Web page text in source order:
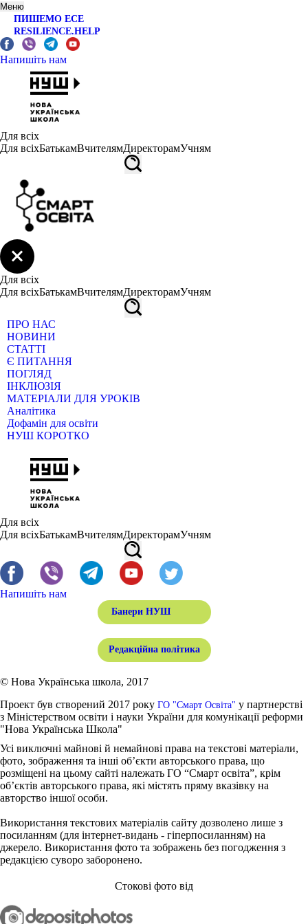
Меню
ПИШЕМО ЕСЕ
RESILIENCE.HELP
Напишіть нам
Для всіх
Для всіхБатькамВчителямДиректорамУчням
Для всіх
Для всіхБатькамВчителямДиректорамУчням
ПРО НАС
НОВИНИ
СТАТТІ
Є ПИТАННЯ
ПОГЛЯД
ІНКЛЮЗІЯ
МАТЕРІАЛИ ДЛЯ УРОКІВ
Аналітика
Дофамін для освіти
НУШ КОРОТКО
Для всіх
Для всіхБатькамВчителямДиректорамУчням
Напишіть нам
Банери НУШ
Редакційна політика
© Нова Українська школа, 2017
Проект був створений 2017 року ГО "Смарт Освіта" у партнерстві
з Міністерством освіти і науки України для комунікації реформи
"Нова Українська Школа"
Усі виключні майнові й немайнові права на текстові матеріали,
фото, зображення та інші об’єкти авторського права, що
розміщені на цьому сайті належать ГО “Смарт освіта”, крім
об’єктів авторського права, які містять пряму вказівку на
авторство іншої особи.
Використання текстових матеріалів сайту дозволено лише з
посиланням (для інтернет-видань - гіперпосиланням) на
джерело. Використання фото та зображень без погодження з
редакцією суворо заборонено.
Стокові фото від